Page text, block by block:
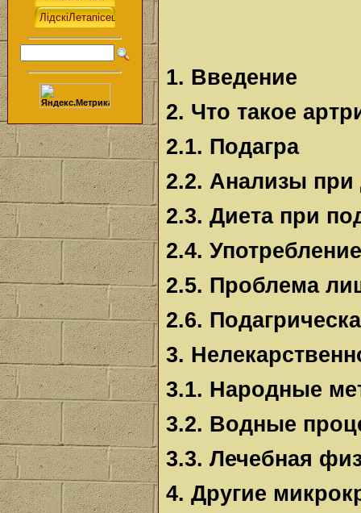
1. Введение
2. Что такое
2.1. Подагра
2.2. Анализы при
2.3. Диета при
2.4.
2.5. Проблема
2.6.
3.
3.1. Народные
3.2. Водные
3.3. Лечебная
4. Другие